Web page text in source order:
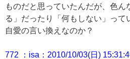
ものだと思っていたんだが、 色ん
る」だったり「 何もしない」って
自愛の言い換えなのか？
772 ：isa：2010/10/03(日)